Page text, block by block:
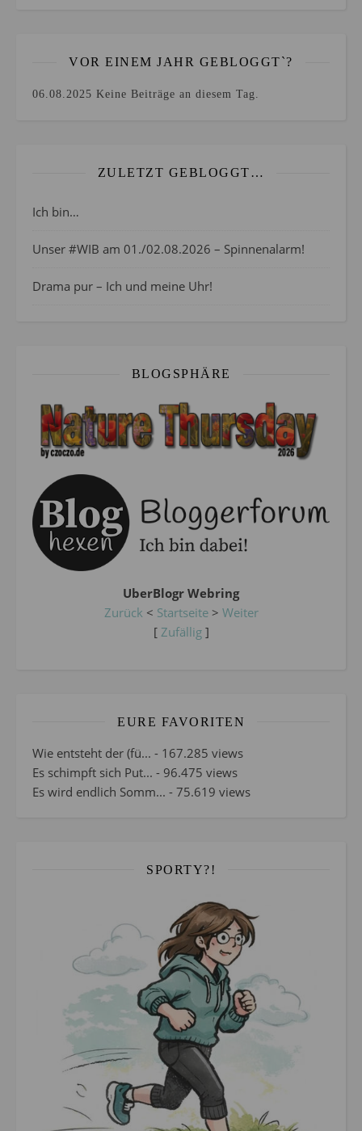
VOR EINEM JAHR GEBLOGGT`?
06.08.2025 Keine Beiträge an diesem Tag.
ZULETZT GEBLOGGT…
Ich bin…
Unser #WIB am 01./02.08.2026 – Spinnenalarm!
Drama pur – Ich und meine Uhr!
BLOGSPHÄRE
UberBlogr Webring
Zurück < Startseite> Weiter
[ Zufällig]
EURE FAVORITEN
Wie entsteht der (fü... - 167.285 views
Es schimpft sich Put... - 96.475 views
Es wird endlich Somm... - 75.619 views
SPORTY?!